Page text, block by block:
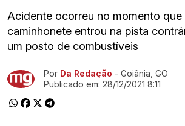
Acidente ocorreu no momento
caminhonete entrou na pista
um posto de combustíveis
Ir direto pra matéria
Por Da Redação - Goiânia, GO
Publicado em: 28/12/2021 8:11